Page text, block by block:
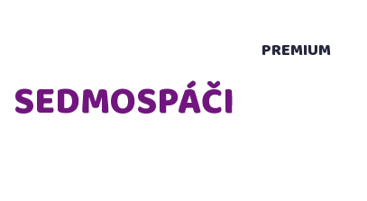
SEDMOSPÁČI
PREMIUM